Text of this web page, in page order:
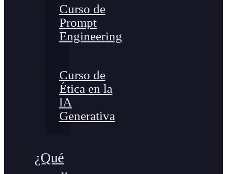
Curso de
Prompt
Engineering
Curso de
Ética en la
lA
Generativa
¿Qué